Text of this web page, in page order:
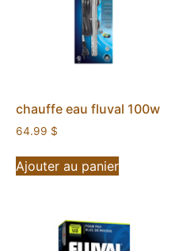
chauffe eau fluval 100w
64.99 $
Ajouter au panier